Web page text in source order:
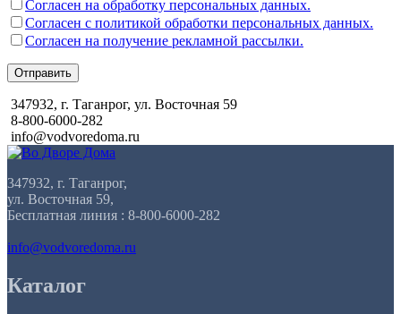
Согласен на обработку персональных данных.
Согласен с политикой обработки персональных данных.
Согласен на получение рекламной рассылки.
Отправить
347932, г. Таганрог, ул. Восточная 59
8-800-6000-282
info@vodvoredoma.ru
347932, г. Таганрог,
ул. Восточная 59,
Бесплатная линия : 8-800-6000-282
info@vodvoredoma.ru
Каталог